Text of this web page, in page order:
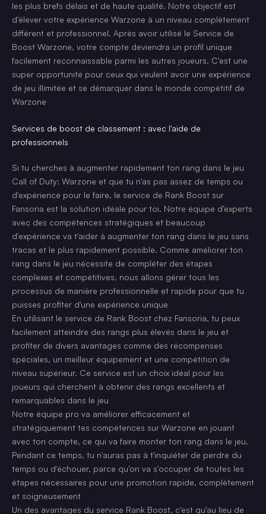
les plus brefs délais et de haute qualité. Notre objectif est
d'élever votre expérience Warzone à un niveau complètement
différent et professionnel. Après avoir utilisé le Service de
Boost Warzone, votre compte deviendra un profil unique
facilement reconnaissable parmi les autres joueurs. C'est une
super opportunité pour ceux qui veulent avoir une expérience
de jeu illimitée et se démarquer dans le monde compétitif de
Warzone
Services de boost de classement : avec l'aide de
professionnels
Si tu cherches à augmenter rapidement ton rang dans le jeu
Call of Duty: Warzone et que tu n'as pas assez de temps ou
d'expérience pour le faire, le service de Rank Boost sur
Fansoria est la solution idéale pour toi. Notre équipe d'experts
avec des compétences stratégiques et beaucoup
d'expérience va t'aider à augmenter ton rang dans le jeu sans
tracas et le plus rapidement possible. Comme améliorer ton
rang dans le jeu nécessite de compléter des étapes
complexes et compétitives, nous allons gérer tous les
processus de manière professionnelle et rapide pour que tu
puisses profiter d'une expérience unique
En utilisant le service de Rank Boost chez Fansoria, tu peux
facilement atteindre des rangs plus élevés dans le jeu et
profiter de divers avantages comme des récompenses
spéciales, un meilleur équipement et une compétition de
niveau supérieur. Ce service est un choix idéal pour les
joueurs qui cherchent à obtenir des rangs excellents et
remarquables dans le jeu
Notre équipe pro va améliorer efficacement et
stratégiquement tes compétences sur Warzone en jouant
avec ton compte, ce qui va faire monter ton rang dans le jeu.
Pendant ce temps, tu n'auras pas à t'inquiéter de perdre du
temps ou d'échouer, parce qu'on va s'occuper de toutes les
étapes nécessaires pour une promotion rapide, complètement
et soigneusement
Un des avantages du service Rank Boost, c'est qu'au lieu de